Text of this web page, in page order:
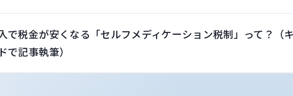
で税金が安くなる「セルフメディケーション税制」って？（
で記事執筆）